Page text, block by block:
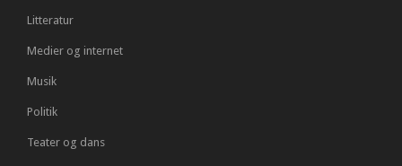
Litteratur
Medier og internet
Musik
Politik
Teater og dans